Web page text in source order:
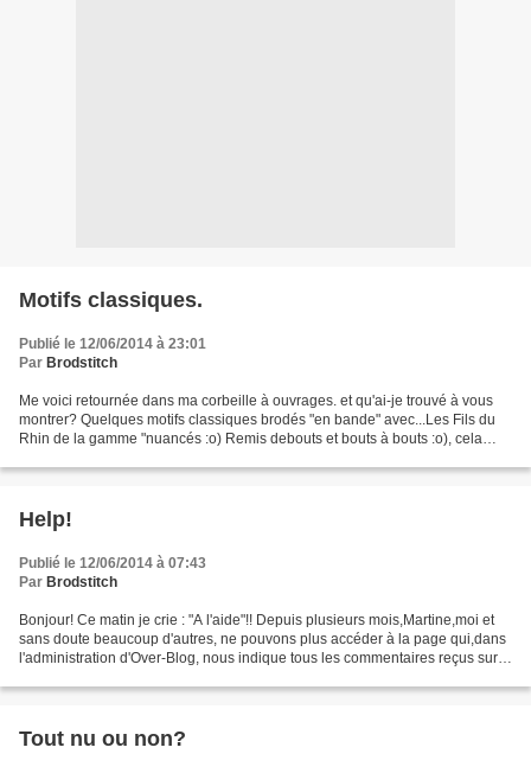
Motifs classiques.
Publié le 12/06/2014 à 23:01
Par Brodstitch
Me voici retournée dans ma corbeille à ouvrages. et qu'ai-je trouvé à vous
montrer? Quelques motifs classiques brodés "en bande" avec...Les Fils du
Rhin de la gamme "nuancés :o) Remis debouts et bouts à bouts :o), cela
Help!
Publié le 12/06/2014 à 07:43
Par Brodstitch
Bonjour! Ce matin je crie : "A l'aide"!! Depuis plusieurs mois,Martine,moi et
sans doute beaucoup d'autres, ne pouvons plus accéder à la page qui,dans
l'administration d'Over-Blog, nous indique tous les commentaires reçus sur
Tout nu ou non?